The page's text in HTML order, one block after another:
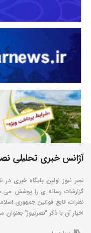
آژانس خبری تحلیلی
نصر نیوز اولین پایگاه خبری
گزارشات رسانه ی را پوشش می
نظرات، تابع قوانین جمهوری
اخبار آن با ذکر "نصرنیوز" بعنوان